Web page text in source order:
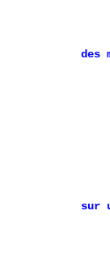
des
sur